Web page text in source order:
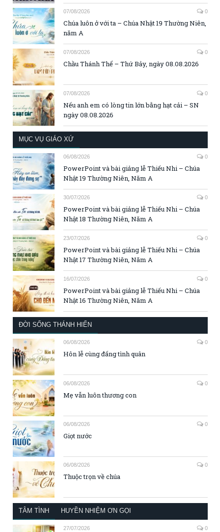
07/08/2026 0
Chúa luôn ở với ta – Chúa Nhật 19 Thường Niên,
năm A
07/08/2026 0
Chầu Thánh Thể – Thứ Bảy, ngày 08.08.2026
07/08/2026 0
Nếu anh em có lòng tin lớn bằng hạt cải – SN
ngày 08.08.2026
MỤC VỤ GIÁO XỨ
06/08/2026 0
PowerPoint và bài giảng lễ Thiếu Nhi – Chúa
Nhật 19 Thường Niên, Năm A
30/07/2026 0
PowerPoint và bài giảng lễ Thiếu Nhi – Chúa
Nhật 18 Thường Niên, Năm A
23/07/2026 0
PowerPoint và bài giảng lễ Thiếu Nhi – Chúa
Nhật 17 Thường Niên, Năm A
16/07/2026 0
PowerPoint và bài giảng lễ Thiếu Nhi – Chúa
Nhật 16 Thường Niên, Năm A
ĐỜI SỐNG THÁNH HIẾN
06/08/2026 0
Hôn lễ cùng đấng tình quân
06/08/2026 0
Mẹ vẫn luôn thương con
06/08/2026 0
Giọt nước
06/08/2026 0
Thuộc trọn về chúa
TÂM TÌNH HUYỀN NHIỆM ƠN GỌI
27/07/2026 0